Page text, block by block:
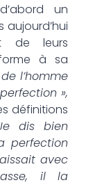
un
de leurs
à sa
l’homme
»,
définitions
dis bien
perfection
avec
il la